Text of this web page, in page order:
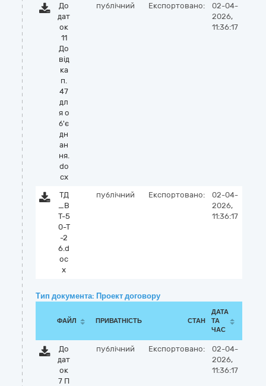
До
дат
ок
11
До
від
ка
п.
47
дл
я о
б'є
дн
ан
ня.
do
cx
публічний Експортовано:
02-04-
2026,
11:36:17
ТД
_В
Т-5
0-Т
-2
6.d
oc
x
публічний Експортовано:
02-04-
2026,
11:36:17
Тип документа: Проект договору
ФАЙЛ ПРИВАТНІСТЬ СТАН
ДАТА
ТА
ЧАС
До
дат
ок
7 П
публічний Експортовано:
02-04-
2026,
11:36:17